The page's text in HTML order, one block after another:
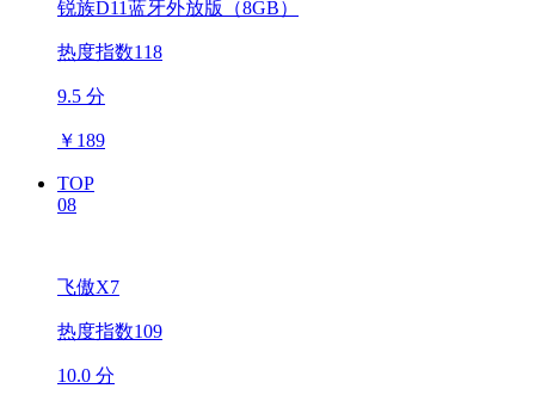
锐族D11蓝牙外放版（8GB）
热度指数118
9.5 分
￥ 189
TOP
08
飞傲X7
热度指数109
10.0 分